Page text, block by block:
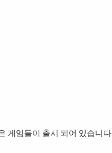
게임들이 출시 되어 있습니다.